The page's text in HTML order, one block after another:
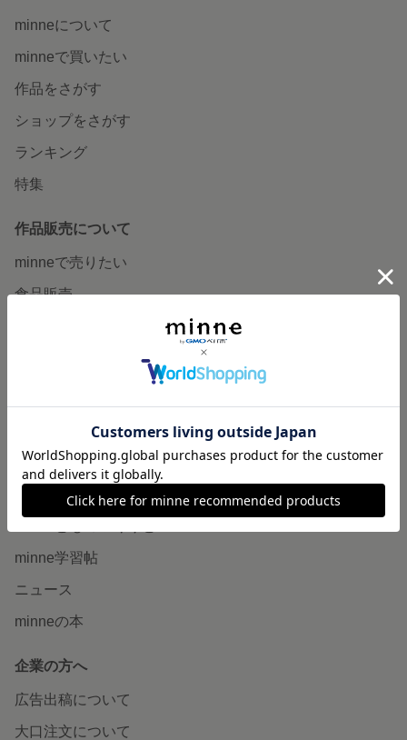
minneについて
minneで買いたい
作品をさがす
ショップをさがす
ランキング
特集
作品販売について
minneで売りたい
食品販売
販売支援企画・イベント
minne学習帖
ニュース
minneの本
企業の方へ
広告出稿について
大口注文について